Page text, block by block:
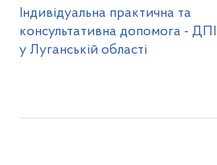
Індивідуальна практична та
консультативна допомога - ДПІ
у Луганській області